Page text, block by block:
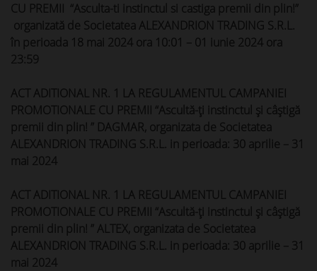
CU PREMII “Asculta-ti instinctul si castiga premii din plin!”
organizată de Societatea ALEXANDRION TRADING S.R.L.
în perioada 18 mai 2024 ora 10:01 – 01 iunie 2024 ora
23:59
ACT ADITIONAL NR. 1 LA REGULAMENTUL CAMPANIEI
PROMOTIONALE CU PREMII “Ascultă-ți instinctul și câștigă
premii din plin! ” DAGMAR, organizata de Societatea
ALEXANDRION TRADING S.R.L. in perioada: 30 aprilie – 31
mai 2024
ACT ADITIONAL NR. 1 LA REGULAMENTUL CAMPANIEI
PROMOTIONALE CU PREMII “Ascultă-ți instinctul și câștigă
premii din plin! ” ALTEX, organizata de Societatea
ALEXANDRION TRADING S.R.L. in perioada: 30 aprilie – 31
mai 2024